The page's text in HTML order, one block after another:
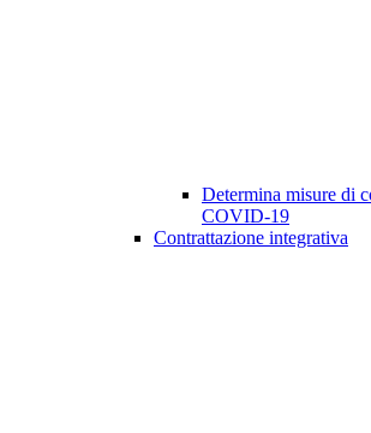
Determina misure di
COVID-19
Contrattazione integrativa